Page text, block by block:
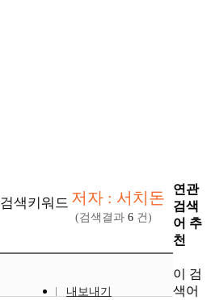
검색키워드 저자 : 서치돈
(검색결과 6 건)
내보내기
연관
검색
어 추
천
이 검
색어